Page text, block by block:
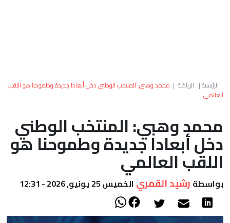
العالم
الصحراء
الرئيسية| الرياضة | محمد وهبي: المنتخب الوطني دخل أبعادا جديدة وطموحنا هو اللقب
العالمي
محمد وهبي: المنتخب الوطني
دخل أبعادا جديدة وطموحنا هو
اللقب العالمي
بواسطة رشيد القمري الخميس 25 يونيو, 2026 - 12:31